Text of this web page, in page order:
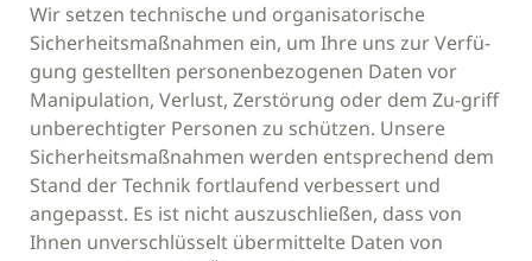
Wir setzen technische und organisatorische
Sicherheitsmaßnahmen ein, um Ihre uns zur Verfü-
gung gestellten personenbezogenen Daten vor
Manipulation, Verlust, Zerstörung oder dem Zu-griff
unberechtigter Personen zu schützen. Unsere
Sicherheitsmaßnahmen werden entsprechend dem
Stand der Technik fortlaufend verbessert und
angepasst. Es ist nicht auszuschließen, dass von
Ihnen unverschlüsselt übermittelte Daten von